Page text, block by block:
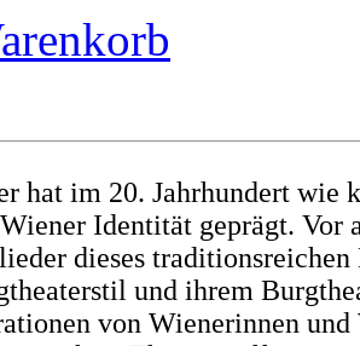
hat im 20. Jahrhundert wie
Identität geprägt. Vor
dieses traditionsreichen
und ihrem
von Wienerinnen